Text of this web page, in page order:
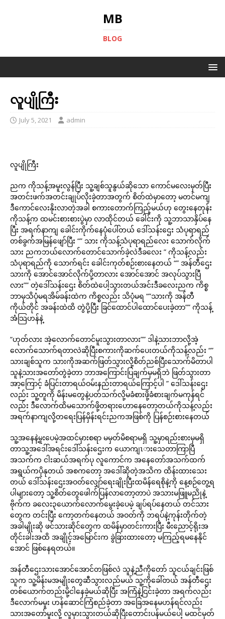
MB
BLOG
လူပျိုကြီး
July 5, 2021 admin
လူပျိုကြီး
ညက ကိုသန့်အမူးလွန်ပြီး သူ့ချစ်သူနွယ်ဆိုသော ကောင်မလေးမှတ်ပြီး
အတင်းဖက်အတင်းချုပ်လိုးခဲ့တာအတွက် စိတ်ထဲမှာတော့ မတင်မကျ
ဒီကောင်လေးနိုးလာတဲ့အခါ စကားတောက်ကြည့်မယ်ဟု တွေးနေတုန်း
ကိုသန့်က ထမင်းစားစားပွဲမှာ လာထိုင်တယ် ခေါင်းကို သူ့ဘာသာနှိပ်နေ
ပြီး အရက်နာကျ ခေါင်းကိုက်နေပုံပေါ်တယ် ဒေါ်သန်းဌေး သံပုရာရည်
တစ်ခွက်အမြန်ဖျော်ပြီး “” သား ကိုသန့်သံပုရာရည်လေး သောက်လိုက်
သား ညကဘယ်လောက်တောင်သောက်ခဲ့လဲဒီခလေး ” ကိုသန့်လည်း
သံပုရာရည်ကို သောက်ရင်း ခေါင်းကုတ်စဉ်းစားနေတယ် “” အန်တီဌေး
သားကို အောင်အောင်လိုက်ပို့တာလား အောင်အောင် အလုပ်သွားပြီ
လား”” တဲ့ဒေါ်သန်းဌေး စိတ်ထဲပေါ့သွားတယ်အင်းဒီခလေးညက ကိစ္စ
ဘာမှသိပုံမရအိမ်ခန်းထဲက ကိစ္စလည်း သိပုံမရ “”သားကို အန်တီ
ကိုယ်တိုင် အခန်းထဲထိ တွဲပို့ပြီး ခြင်ထောင်ပါထောင်ပေးခဲ့တာ”” ကိုသန့်
အံသြဟန်နဲ့
“ဟုတ်လား အဲ့လောက်တောင်မူးသွားတာလား”” ဒါနဲ့သားဘာလို့အဲ့
လောက်သောက်ရတာလဲဆိုပြီးစကားကိုဆက်ပေးတယ်ကိုသန့်လည်း “”
သားချစ်သူက သားကိုအဆက်ဖြတ်သွားလို့စိတ်ညစ်ပြီးသောက်မိတာပါ
သူနဲ့သားအတော်တွဲခဲ့တာ ဘာအကြောင်းပြချက်မှမရှိဘဲ ဖြတ်သွားတာ
အာ့ကြောင့် ခံပြင်းတာရယ်ဝမ်းနည်းတာရယ်ကြောင့်ပါ ” ဒေါ်သန်းဌေး
လည်း သူ့တူကို မိန်းမတွေနဲ့ပတ်သက်လို့မခံစားဖို့ခံစားချက်မကုန်ရင်
လည်း ဒီလောက်ထိမသောက်ဖို့တရားဟောနေတော့တယ်ကိုသန့်လည်း
အရက်နာကျလို့တရေးပြန်မှိန်းရင်းညကအဖြစ်ကို ပြန်စဉ်းစားနေတယ်
သူ့အနေနဲ့မူးပေမဲ့အထင်မှားစရာ မမှတ်မိစရာမရှိ သူ့မှာရည်းစားမှမရှိ
တာသူ့အဒေါ်အရင်းဒေါ်သန်းဌေးက ယောကျၤားသေတာကြာပြီ
အသက်က ငါးဆယ်အရက်ပု လူကောင်က အနေတော်အသက်ထက်
အရွယ်ကပိုနုတယ် အစကတော့ အဒေါ်ဆိုတဲ့အသိက ထိန်းထားသေး
တယ် ဒေါ်သန်းဌေးအဝတ်လျှော်ရေးချိုးပြီးထမိန်ရေစိုနဲ့ကို နေ့စဉ်တွေ့ရ
ပါများတော့ သူ့စိတ်တွေဖေါက်ပြန်လာတော့တာပဲ အသားမဖြူမညိုနဲ့
ဗိုက်က ခလေး၃ယောက်လောက်မွေးခဲ့ပေမဲ့ ချပ်ရပ်နေတယ် တင်သား
တွေက တင်းပြီး ကော့တက်နေတယ် အဝတ်ကို ဘရပ်နဲ့ကုန်းတိုက်တဲ့
အခါမျိုးဆို ဖင်သားဆိုင်တွေက ထမိန်မှာတင်းကားပြီး မီးညောင့်ရိုးအ
တိုင်းခါးအထိ အချိုင့်အမြောင်းက ခွဲခြားထားတော့ မကြည့်ရမနေနိုင်
အောင် ဖြစ်နေရတယ်။
အန်တီဌေးသားအောင်အောင်တဖြစ်လဲ သူနဲ့ညီကိုတော် သူငယ်ချင်းဖြစ်
သူက သူ့မိန်းမအမျိုးတွေဆီသွားလည်မယ် သူ့ကိုခေါ်တယ် အန်တီဌေး
တစ်ယောက်တည်းမို့ငါနေခဲ့မယ်ဆိုပြီး အကြံနဲ့ငြင်းခဲ့တာ အရက်လည်း
ဒီလောက်မမူး ဟန်ဆောင်ကြံစည်ခဲ့တာ အခြေအနေမဟန်ရင်လည်း
သားအတော်မူးလို့ လူမှားသွားတယ်ဆိုပြီးတောင်းပန်မယ်ပေါ့ မထင်မှတ်